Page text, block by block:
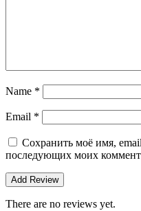
Name *
Email *
Сохранить моё имя,
последующих моих
There are no reviews yet.